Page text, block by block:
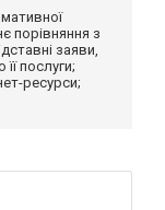
порівняння з
заяви,
послуги;
ресурси;